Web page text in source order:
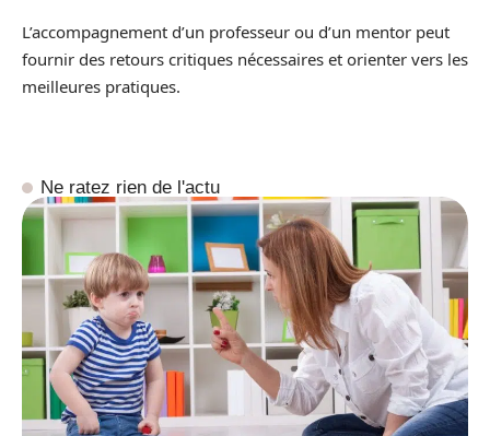
L’accompagnement d’un professeur ou d’un mentor peut
fournir des retours critiques nécessaires et orienter vers les
meilleures pratiques.
Ne ratez rien de l'actu